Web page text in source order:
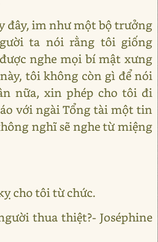
đây, im như một bộ trưởng
ta nói rằng tôi giống
nghe mọi bí mật xưng
tôi không còn gì để nói
nữa, xin phép cho tôi đi
với ngài Tổng tài một tin
nghĩ sẽ nghe từ miệng
cho tôi từ chức.
thua thiệt?- Joséphine